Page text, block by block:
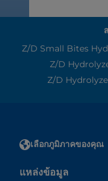
Z/d Small Bites
Z/d
Z/d
เลือกภูมิภาคของคุณ
แหล่งข้อมูล